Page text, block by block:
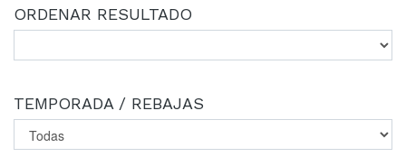
ORDENAR RESULTADO
TEMPORADA / REBAJAS